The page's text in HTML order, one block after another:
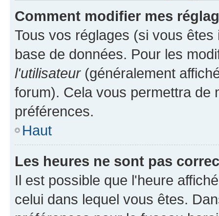
Comment modifier mes
Tous vos réglages (si vous
base de données. Pour les
l'utilisateur(généralement
forum). Cela vous permettra de
préférences.
Haut
Les heures ne sont pas
Il est possible que l'heure
celui dans lequel vous êtes.